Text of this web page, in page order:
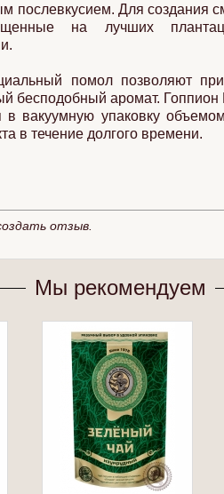
послевкусием. Для создания
на лучших
помол позволяют
бесподобный аромат.
вакуумную упаковку
в течение долгого времени.
отзыв.
Мы рекомендуем